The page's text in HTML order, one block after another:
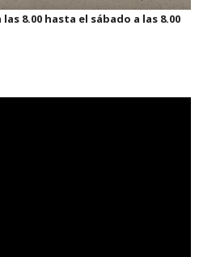
8.00 hasta el sábado a las 8.00